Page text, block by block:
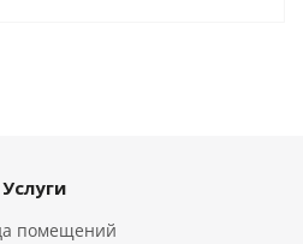
Услуги
помещений